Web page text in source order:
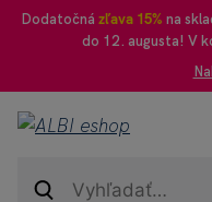
Dodatočná zľava 15% na
do 12. augusta! V